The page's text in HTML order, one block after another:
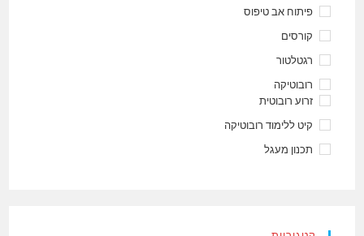
פיתוח אב טיפוס
קורסים
רגטלטור
רובוטיקה
זרוע רובוטית
קיט ללימוד רובוטיקה
תכנון מעגל